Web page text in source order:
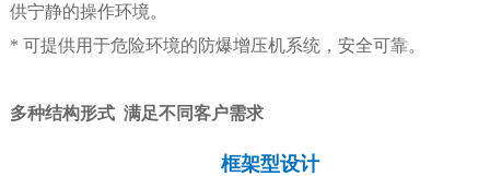
供宁静的操作环境。
* 可提供用于危险环境的防爆增压机系统，安全可靠。
多种结构形式 满足不同客户需求
框架型设计